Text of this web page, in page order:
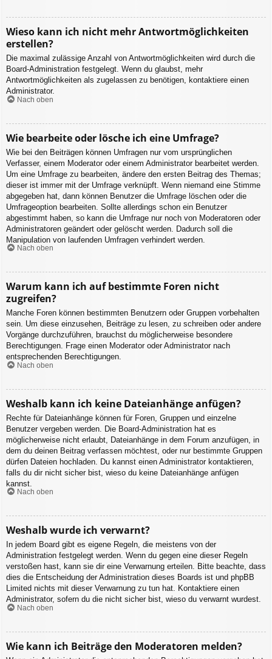
Wieso kann ich nicht mehr Antwortmöglichkeiten
erstellen?
Die maximal zulässige Anzahl von Antwortmöglichkeiten wird durch die
Board-Administration festgelegt. Wenn du glaubst, mehr
Antwortmöglichkeiten als zugelassen zu benötigen, kontaktiere einen
Administrator.
Nach oben
Wie bearbeite oder lösche ich eine Umfrage?
Wie bei den Beiträgen können Umfragen nur vom ursprünglichen
Verfasser, einem Moderator oder einem Administrator bearbeitet werden.
Um eine Umfrage zu bearbeiten, ändere den ersten Beitrag des Themas;
dieser ist immer mit der Umfrage verknüpft. Wenn niemand eine Stimme
abgegeben hat, dann können Benutzer die Umfrage löschen oder die
Umfrageoption bearbeiten. Sollte allerdings schon ein Benutzer
abgestimmt haben, so kann die Umfrage nur noch von Moderatoren oder
Administratoren geändert oder gelöscht werden. Dadurch soll die
Manipulation von laufenden Umfragen verhindert werden.
Nach oben
Warum kann ich auf bestimmte Foren nicht
zugreifen?
Manche Foren können bestimmten Benutzern oder Gruppen vorbehalten
sein. Um diese einzusehen, Beiträge zu lesen, zu schreiben oder andere
Vorgänge durchzuführen, brauchst du möglicherweise besondere
Berechtigungen. Frage einen Moderator oder Administrator nach
entsprechenden Berechtigungen.
Nach oben
Weshalb kann ich keine Dateianhänge anfügen?
Rechte für Dateianhänge können für Foren, Gruppen und einzelne
Benutzer vergeben werden. Die Board-Administration hat es
möglicherweise nicht erlaubt, Dateianhänge in dem Forum anzufügen, in
dem du deinen Beitrag verfassen möchtest, oder nur bestimmte Gruppen
dürfen Dateien hochladen. Du kannst einen Administrator kontaktieren,
falls du dir nicht sicher bist, wieso du keine Dateianhänge anfügen
kannst.
Nach oben
Weshalb wurde ich verwarnt?
In jedem Board gibt es eigene Regeln, die meistens von der
Administration festgelegt werden. Wenn du gegen eine dieser Regeln
verstoßen hast, kann sie dir eine Verwarnung erteilen. Bitte beachte, dass
dies die Entscheidung der Administration dieses Boards ist und phpBB
Limited nichts mit dieser Verwarnung zu tun hat. Kontaktiere einen
Administrator, sofern du die nicht sicher bist, wieso du verwarnt wurdest.
Nach oben
Wie kann ich Beiträge den Moderatoren melden?